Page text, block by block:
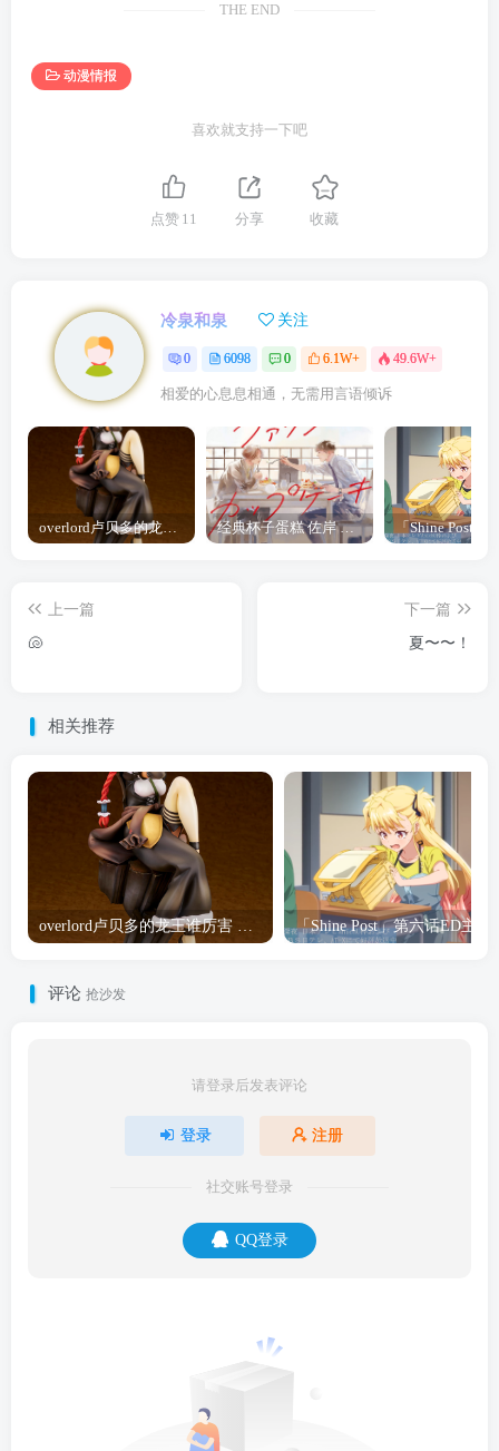
THE END
动漫情报
喜欢就支持一下吧
点赞 11 分享 收藏
冷泉和泉 关注
0 6098 0 6.1W+ 49.6W+
相爱的心息息相通，无需用言语倾诉
overlord卢贝多的龙王谁厉害 「Overlord」露普斯蕾琪娜·贝塔手办开订 经典杯子蛋糕 佐岸 漫画「经典杯子蛋糕」宣布真人日剧化
上一篇
🐚
下一篇
夏〜〜！
相关推荐
评论 抢沙发
请登录后发表评论
登录 注册
社交账号登录
QQ登录